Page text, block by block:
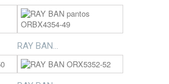
RAY BAN...